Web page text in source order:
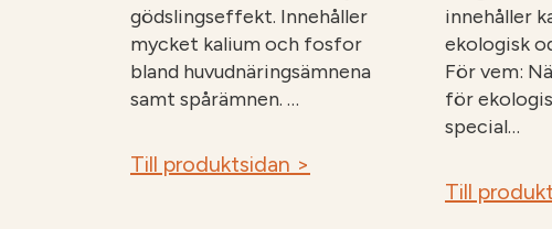
gödslingseffekt. Innehåller
mycket kalium och fosfor
bland huvudnäringsämnena
samt spårämnen. …
Till produktsidan >
innehåller
ekologisk
För vem:
för
special…
Till